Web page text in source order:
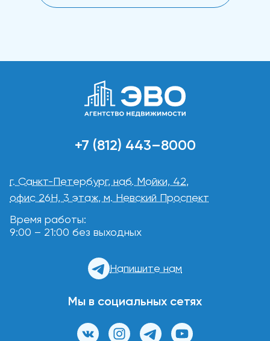
+7 (812) 443–8000
г. Санкт-Петербург, наб. Мойки, 42,
офис 26Н, 3 этаж, м. Невский Проспект
Время работы:
9:00 – 21:00 без выходных
Напишите нам
Мы в социальных сетях